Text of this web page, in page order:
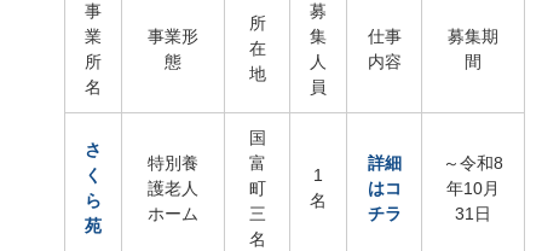
事
業
所
名
事業形
態
所
在
地
募
集
人
員
仕事
内容
募集期
間
さ
く
ら
苑
特別養
護老人
ホーム
国
富
町
三
名
1
名
詳細
はコ
チラ
～令和8
年10月
31日